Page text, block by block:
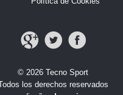
© 2026 Tecno Sport
los derechos reservados